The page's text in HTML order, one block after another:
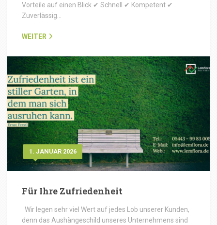
Vorteile auf einen Blick ✔ Schnell ✔ Kompetent ✔
Zuverlässig…
WEITER
1. JANUAR 2026
Für Ihre Zufriedenheit
Wir legen sehr viel Wert auf jedes Lob unserer Kunden,
denn das Aushängeschild unseres Unternehmens sind